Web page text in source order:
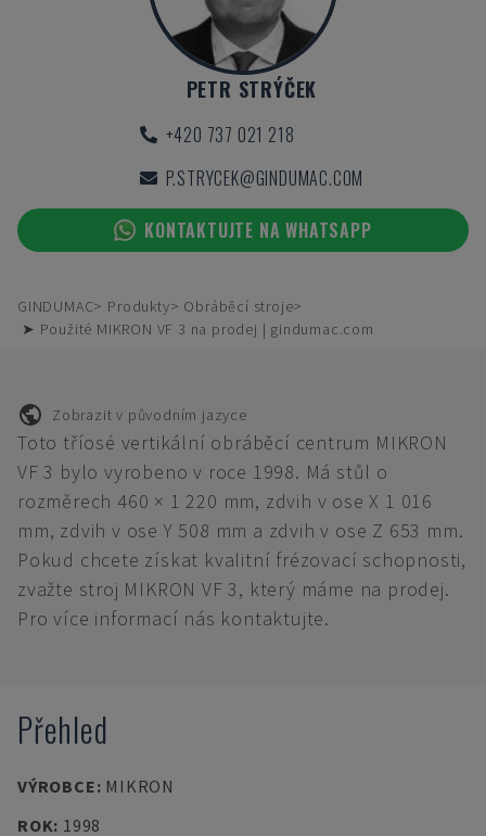
PETR STRÝČEK
+420 737 021 218
P.STRYCEK@GINDUMAC.COM
KONTAKTUJTE NA WHATSAPP
GINDUMAC Produkty
Obráběcí stroje
➤ Použité MIKRON VF 3 na prodej | gindumac.com
Zobrazit v původním jazyce
Toto tříosé vertikální obráběcí centrum MIKRON
VF 3 bylo vyrobeno v roce 1998. Má stůl o
rozměrech 460 × 1 220 mm, zdvih v ose X 1 016
mm, zdvih v ose Y 508 mm a zdvih v ose Z 653 mm.
Pokud chcete získat kvalitní frézovací schopnosti,
zvažte stroj MIKRON VF 3, který máme na prodej.
Pro více informací nás kontaktujte.
Přehled
VÝROBCE: MIKRON
ROK: 1998